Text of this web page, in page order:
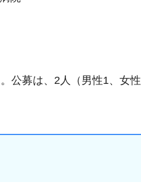
公募は、2人（男性1、女性